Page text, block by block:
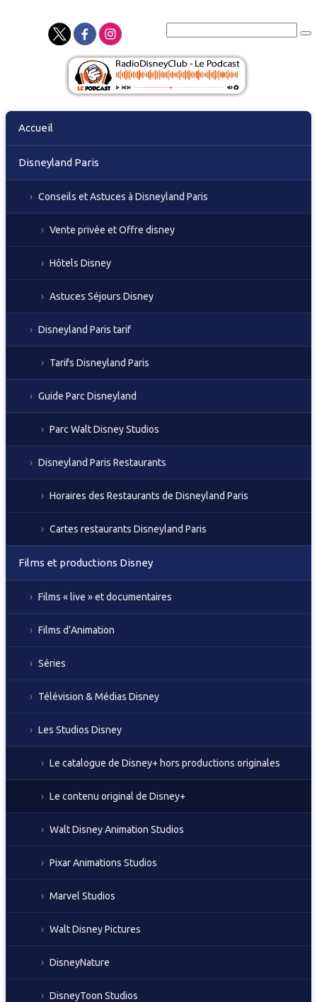
Skip
Accueil
Disneyland Paris
Conseils et Astuces à Disneyland Paris
Vente privée et Offre disney
Hôtels Disney
Astuces Séjours Disney
Disneyland Paris tarif
Tarifs Disneyland Paris
Guide Parc Disneyland
Parc Walt Disney Studios
Disneyland Paris Restaurants
Horaires des Restaurants de Disneyland Paris
Cartes restaurants Disneyland Paris
Films et productions Disney
Films « live » et documentaires
Films d’Animation
Séries
Télévision & Médias Disney
Les Studios Disney
Le catalogue de Disney+ hors productions originales
Le contenu original de Disney+
Walt Disney Animation Studios
Pixar Animations Studios
Marvel Studios
Walt Disney Pictures
DisneyNature
DisneyToon Studios